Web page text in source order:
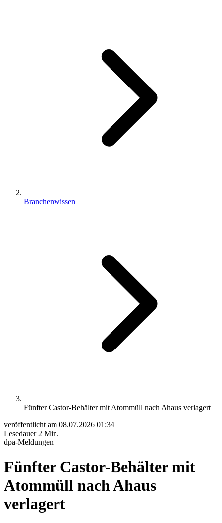
Branchenwissen
Fünfter Castor-Behälter mit Atommüll nach Ahaus verlagert
veröffentlicht am 08.07.2026 01:34
Lesedauer 2 Min.
dpa-Meldungen
Fünfter Castor-Behälter mit
Atommüll nach Ahaus
verlagert